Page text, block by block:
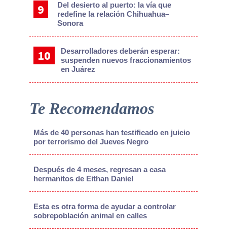
Del desierto al puerto: la vía que
redefine la relación Chihuahua–
Sonora
Desarrolladores deberán esperar:
suspenden nuevos fraccionamientos
en Juárez
Te Recomendamos
Más de 40 personas han testificado en juicio
por terrorismo del Jueves Negro
Después de 4 meses, regresan a casa
hermanitos de Eithan Daniel
Esta es otra forma de ayudar a controlar
sobrepoblación animal en calles